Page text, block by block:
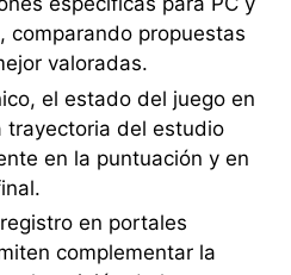
comparando propuestas
valoradas.
el estado del juego en
trayectoria del estudio
en la puntuación y en
en portales
complementar la